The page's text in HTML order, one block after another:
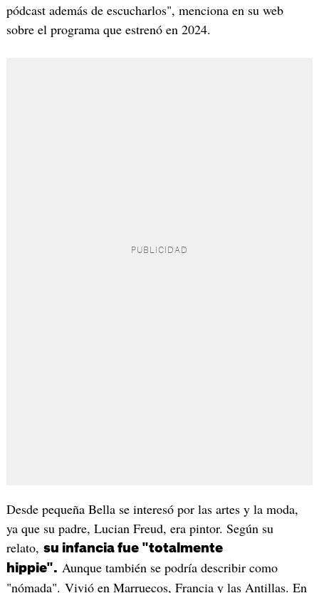
pódcast además de escucharlos", menciona en su web
sobre el programa que estrenó en 2024.
Desde pequeña Bella se interesó por las artes y la moda,
ya que su padre, Lucian Freud, era pintor. Según su
relato, su infancia fue "totalmente
hippie". Aunque también se podría describir como
"nómada". Vivió en Marruecos, Francia y las Antillas. En